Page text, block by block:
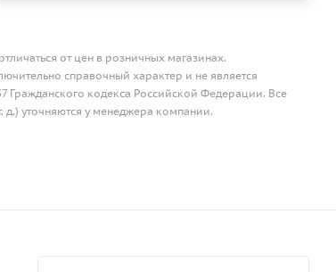
от цен в розничных магазинах.
справочный характер и не является
кодекса Российской Федерации. Все
д.) уточняются у менеджера компании.